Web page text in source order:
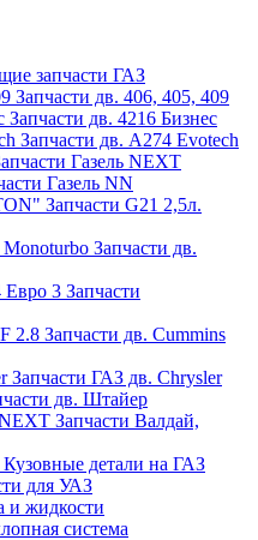
запчасти ГАЗ
Запчасти дв. 406, 405, 409
Запчасти дв. 4216 Бизнес
Запчасти дв. A274 Evotech
Газель NEXT
Газель NN
Запчасти G21 2,5л.
Запчасти дв.
Запчасти
Запчасти дв. Cummins
Запчасти ГАЗ дв. Chrysler
дв. Штайер
Запчасти Валдай,
Кузовные детали на ГАЗ
для УАЗ
и жидкости
система